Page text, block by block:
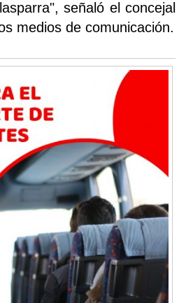
señaló el concejal
medios de comunicación.